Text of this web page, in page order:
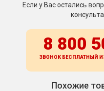
Если у Вас остались
8 800
ЗВОНОК БЕСПЛАТНЫЙ
Похожие